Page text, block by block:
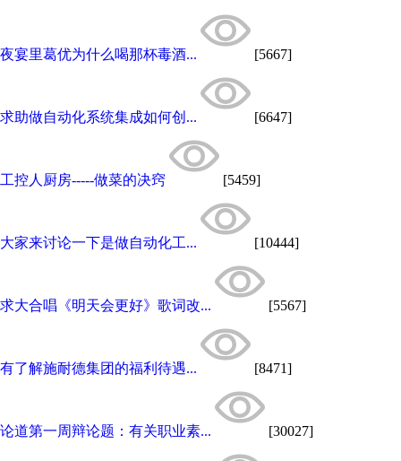
夜宴里葛优为什么喝那杯毒酒... [5667]
求助做自动化系统集成如何创... [6647]
工控人厨房-----做菜的决窍 [5459]
大家来讨论一下是做自动化工... [10444]
求大合唱《明天会更好》歌词改... [5567]
有了解施耐德集团的福利待遇... [8471]
论道第一周辩论题：有关职业素... [30027]